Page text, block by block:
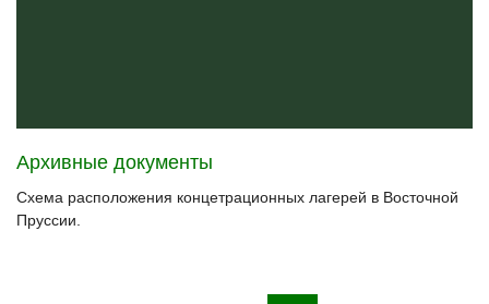
Архивные документы
Схема расположения концетрационных лагерей в Восточной
Пруссии.